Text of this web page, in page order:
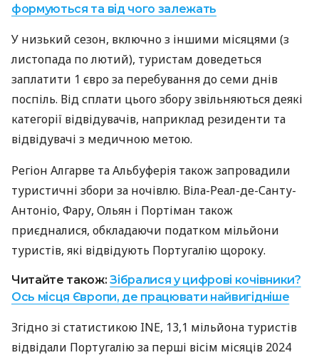
формуються та від чого залежать
У низький сезон, включно з іншими місяцями (з
листопада по лютий), туристам доведеться
заплатити 1 євро за перебування до семи днів
поспіль. Від сплати цього збору звільняються деякі
категорії відвідувачів, наприклад резиденти та
відвідувачі з медичною метою.
Регіон Алгарве та Альбуферія також запровадили
туристичні збори за ночівлю. Віла-Реал-де-Санту-
Антоніо, Фару, Ольян і Портіман також
приєдналися, обкладаючи податком мільйони
туристів, які відвідують Португалію щороку.
Читайте також:Зібралися у цифрові кочівники?
Ось місця Європи, де працювати найвигідніше
Згідно зі статистикою INE, 13,1 мільйона туристів
відвідали Португалію за перші вісім місяців 2024